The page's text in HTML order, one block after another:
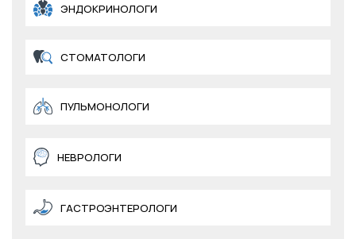
ЭНДОКРИНОЛОГИ
СТОМАТОЛОГИ
ПУЛЬМОНОЛОГИ
НЕВРОЛОГИ
ГАСТРОЭНТЕРОЛОГИ